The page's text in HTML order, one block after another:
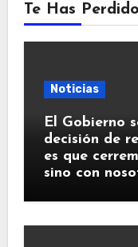
Te Has Perdido
Noticias
El Gobierno
decisión de
es que
sino con